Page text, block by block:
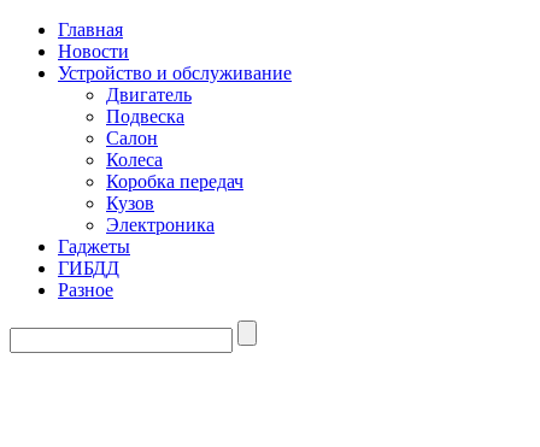
Главная
Новости
Устройство и обслуживание
Двигатель
Подвеска
Салон
Колеса
Коробка передач
Кузов
Электроника
Гаджеты
ГИБДД
Разное